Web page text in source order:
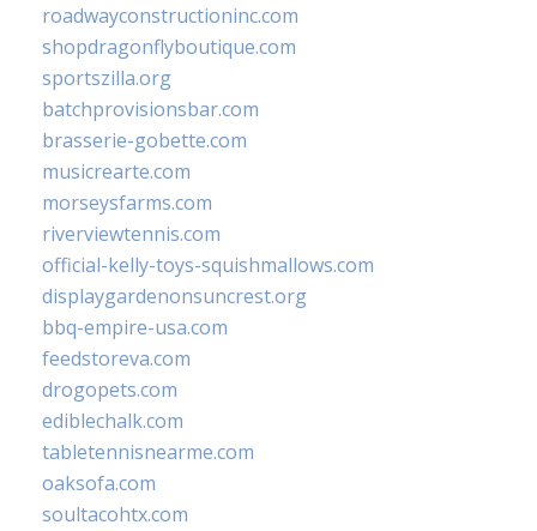
roadwayconstructioninc.com
shopdragonflyboutique.com
sportszilla.org
batchprovisionsbar.com
brasserie-gobette.com
musicrearte.com
morseysfarms.com
riverviewtennis.com
official-kelly-toys-squishmallows.com
displaygardenonsuncrest.org
bbq-empire-usa.com
feedstoreva.com
drogopets.com
ediblechalk.com
tabletennisnearme.com
oaksofa.com
soultacohtx.com